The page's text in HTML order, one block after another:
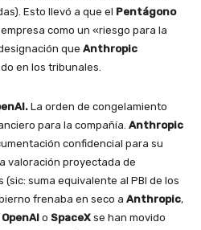
Esto llevó a que el Pentágono
como un «riesgo para la
que Anthropic
en los tribunales.
La orden de congelamiento
para la compañía. Anthropic
confidencial para su
valoración proyectada de
suma equivalente al PBI de los
frenaba en seco a Anthropic,
OpenAI o SpaceX se han movido